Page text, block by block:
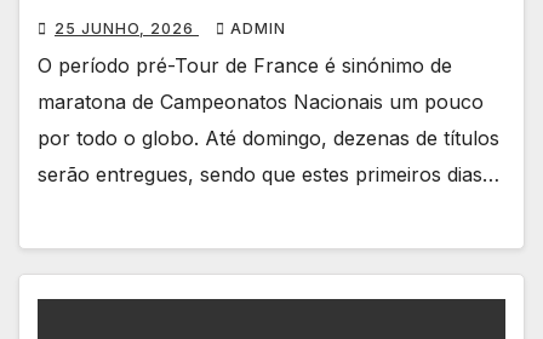
25 JUNHO, 2026 ADMIN
O período pré-Tour de France é sinónimo de
maratona de Campeonatos Nacionais um pouco
por todo o globo. Até domingo, dezenas de títulos
serão entregues, sendo que estes primeiros dias…